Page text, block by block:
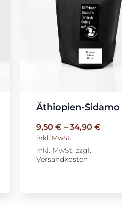
Äthiopien-Sidamo
9,50 €– 34,90 €
inkl. MwSt.
inkl. MwSt. zzgl.
Versandkosten